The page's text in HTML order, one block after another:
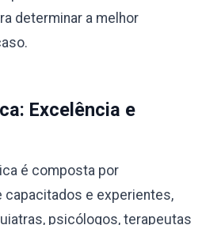
determinar a melhor
Excelência e
é composta por
e experientes,
psicólogos, terapeutas